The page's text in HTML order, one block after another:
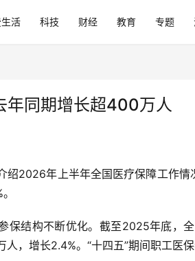
活 科技 财经 教育 专题
年同期增长超400万人
绍2026年上半年全国医疗保障工作
保结构不断优化。截至2025年底，
，增长2.4%。“十四五”期间职工医